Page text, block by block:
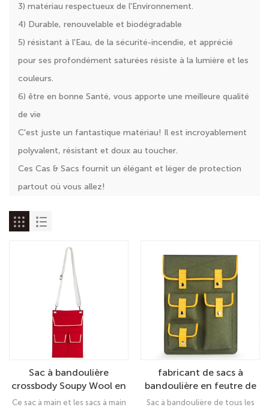
3) matériau respectueux de l'Environnement.
4) Durable, renouvelable et biodégradable
5) résistant à l'Eau, de la sécurité-incendie, et apprécié
pour ses profondément saturées résiste à la lumière et les
couleurs.
6) être en bonne Santé, vous apporte une meilleure qualité
de vie
C'est juste un fantastique matériau! Il est incroyablement
polyvalent, résistant et doux au toucher.
Ces Cas & Sacs fournit un élégant et léger de protection
partout où vous allez!
Sac à bandoulière
crossbody Soupy Wool en
feutre des sacs à main et
Ce sac à main et les sacs à main
fabricant de sacs à
bandoulière en feutre de
laine OEM / ODM
Sac à bandoulière de tous les